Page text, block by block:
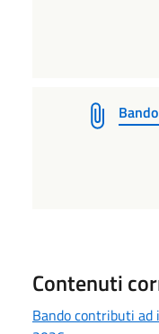
Contenuti
Bando contributi ad